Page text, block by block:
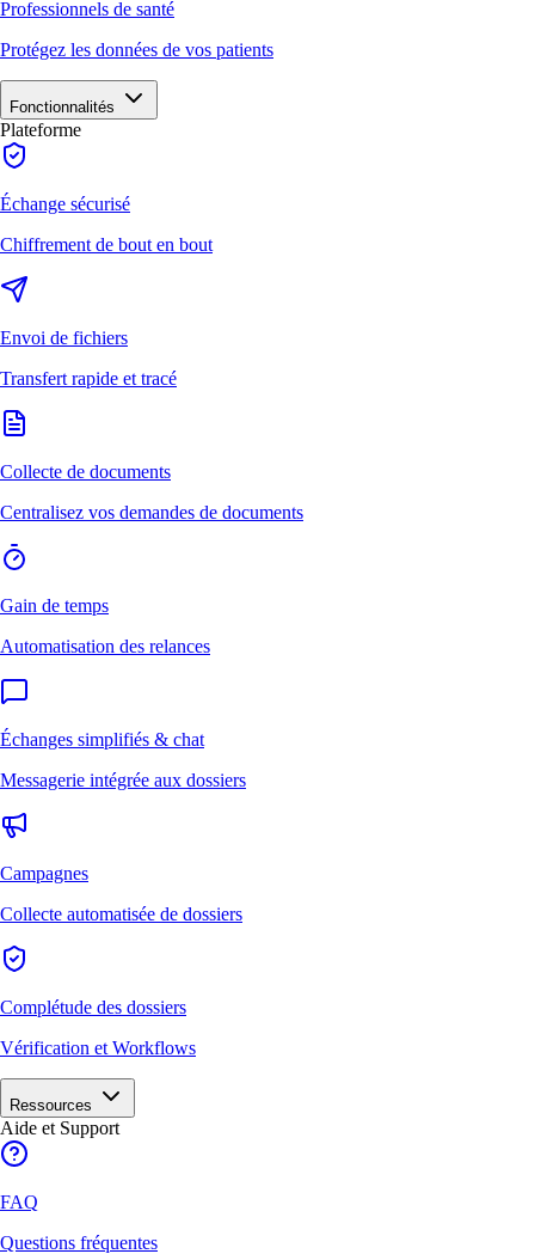
Professionnels de santé
Protégez les données de vos patients
Fonctionnalités
Plateforme
Échange sécurisé
Chiffrement de bout en bout
Envoi de fichiers
Transfert rapide et tracé
Collecte de documents
Centralisez vos demandes de documents
Gain de temps
Automatisation des relances
Échanges simplifiés & chat
Messagerie intégrée aux dossiers
Campagnes
Collecte automatisée de dossiers
Complétude des dossiers
Vérification et Workflows
Ressources
Aide et Support
FAQ
Questions fréquentes